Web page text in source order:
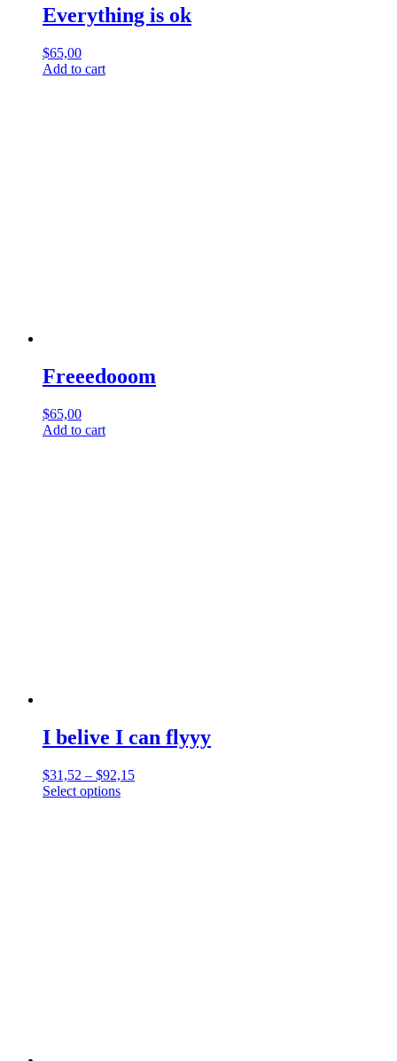
Everything is ok
$65,00
Add to cart
Freeedooom
$65,00
Add to cart
I belive I can flyyy
$31,52 – $92,15
Select options